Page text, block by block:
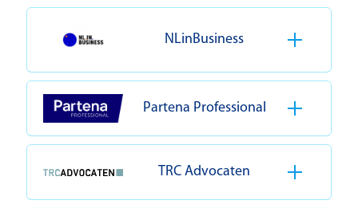
NLinBusiness
Partena Professional
TRC Advocaten